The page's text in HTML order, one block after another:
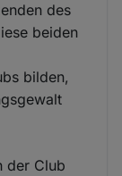
des
beiden
bilden,
der Club